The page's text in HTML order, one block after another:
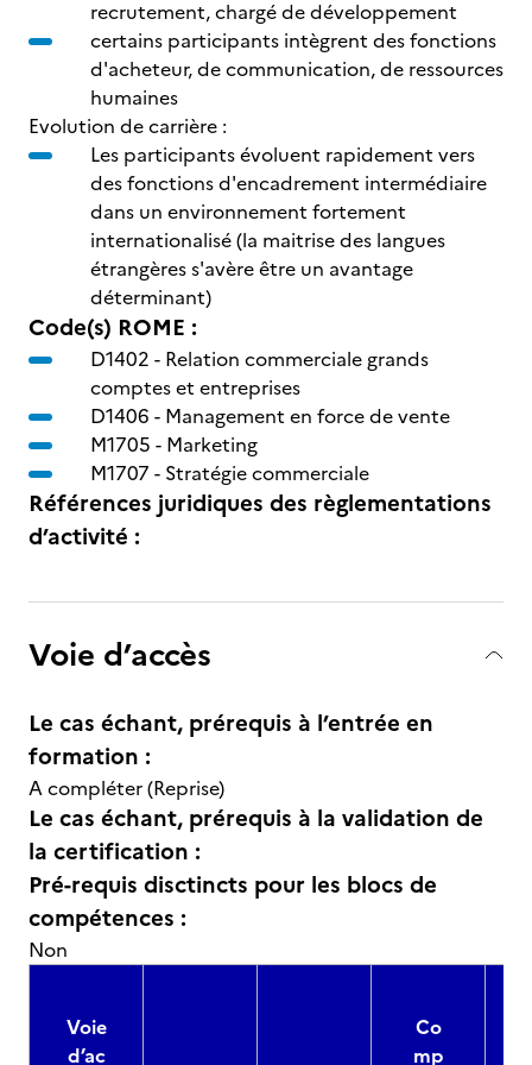
recrutement, chargé de développement
certains participants intègrent des fonctions
d'acheteur, de communication, de ressources
humaines
Evolution de carrière :
Les participants évoluent rapidement vers
des fonctions d'encadrement intermédiaire
dans un environnement fortement
internationalisé (la maitrise des langues
étrangères s'avère être un avantage
déterminant)
Code(s) ROME :
D1402 - Relation commerciale grands
comptes et entreprises
D1406 - Management en force de vente
M1705 - Marketing
M1707 - Stratégie commerciale
Références juridiques des règlementations
d’activité :
Voie d’accès
Le cas échant, prérequis à l’entrée en
formation :
A compléter (Reprise)
Le cas échant, prérequis à la validation de
la certification :
Pré-requis disctincts pour les blocs de
compétences :
Non
Voie
d’ac
Co
mp